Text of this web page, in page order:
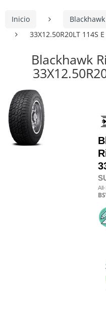
Inicio Blackhawk
33X12.50R20LT 114S E
Blackhawk